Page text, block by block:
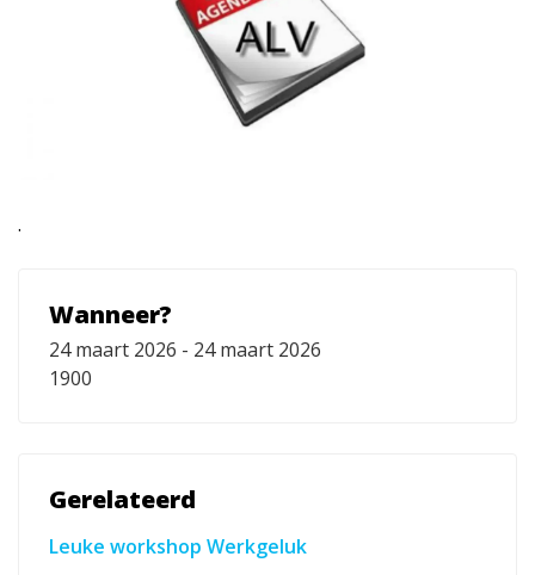
.
Wanneer?
24 maart 2026 - 24 maart 2026
1900
Gerelateerd
Leuke workshop Werkgeluk